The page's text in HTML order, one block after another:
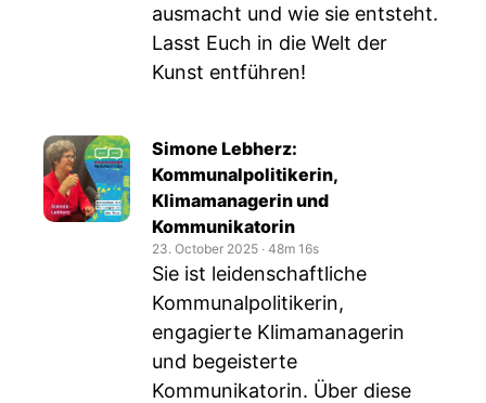
ausmacht und wie sie entsteht.
Lasst Euch in die Welt der
Kunst entführen!
Simone Lebherz:
Kommunalpolitikerin,
Klimamanagerin und
Kommunikatorin
23. October 2025 ‧ 48m 16s
Sie ist leidenschaftliche
Kommunalpolitikerin,
engagierte Klimamanagerin
und begeisterte
Kommunikatorin. Über diese